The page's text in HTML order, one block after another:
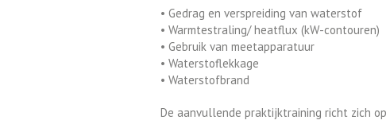
• Gedrag en verspreiding van waterstof
• Warmtestraling/ heatflux (kW-contouren)
• Gebruik van meetapparatuur
• Waterstoflekkage
• Waterstofbrand
De aanvullende praktijktraining richt zich